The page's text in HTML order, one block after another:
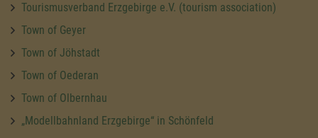
Tourismusverband Erzgebirge e.V. (tourism association)
Town of Geyer
Town of Jöhstadt
Town of Oederan
Town of Olbernhau
„Modellbahnland Erzgebirge“ in Schönfeld